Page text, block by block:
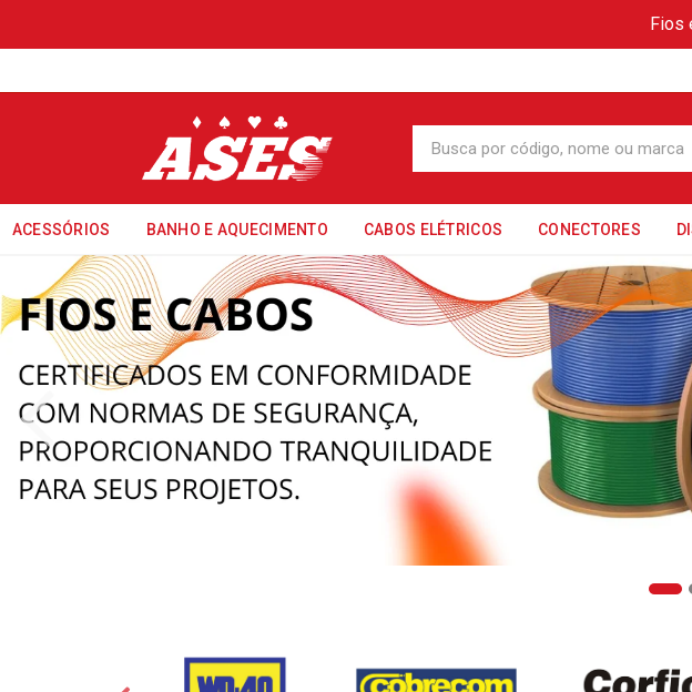
Fios
ACESSÓRIOS BANHO E AQUECIMENTO CABOS ELÉTRICOS CONECTORES